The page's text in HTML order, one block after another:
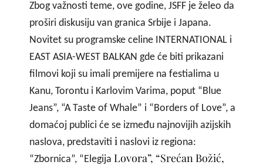
Zbog važnosti teme, ove godine, JSFF je želeo da
proširi diskusiju van granica Srbije i Japana.
Novitet su programske celine INTERNATIONAL i
EAST ASIA-WEST BALKAN gde će biti prikazani
filmovi koji su imali premijere na festialima u
Kanu, Torontu i Karlovim Varima, poput “Blue
Jeans”, “A Taste of Whale” i “Borders of Love”, a
domaćoj publici će se između najnovijih azijskih
naslova, predstaviti i naslovi iz regiona:
“Zbornica”, “Elegija Lovora”, “Srećan Božić,